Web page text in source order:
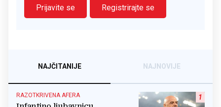
Prijavite se
Registrirajte se
NAJČITANIJE NAJNOVIJE
1
RAZOTKRIVENA AFERA